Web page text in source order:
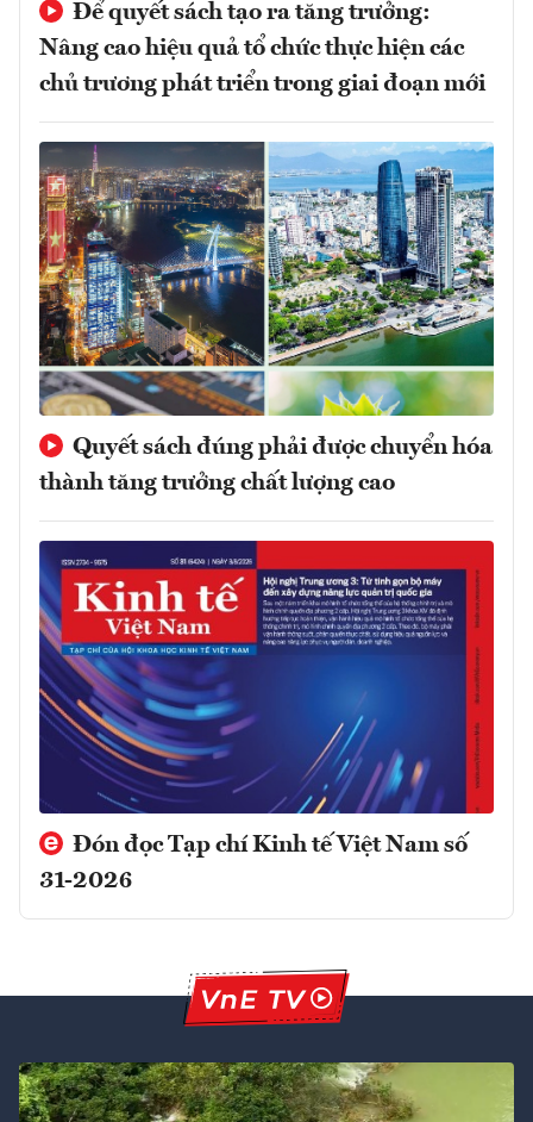
Để quyết sách tạo ra tăng trưởng:
Nâng cao hiệu quả tổ chức thực hiện các
chủ trương phát triển trong giai đoạn mới
Quyết sách đúng phải được chuyển hóa
thành tăng trưởng chất lượng cao
Đón đọc Tạp chí Kinh tế Việt Nam số
31-2026